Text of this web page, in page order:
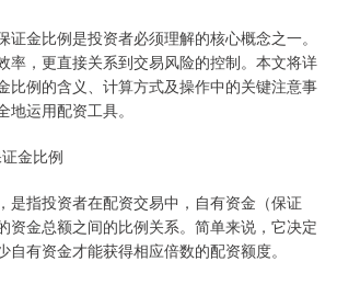
证金比例是投资者必须理解的核心概念之一。
率，更直接关系到交易风险的控制。本文将详
比例的含义、计算方式及操作中的关键注意事
运用配资工具。
金比例
是指投资者在配资交易中，自有资金（保证
资金总额之间的比例关系。简单来说，它决定
自有资金才能获得相应倍数的配资额度。